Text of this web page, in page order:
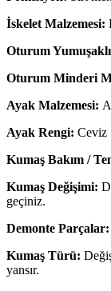
İskelet Malzemesi:
Oturum
Oturum Minderi
Ayak Malzemesi:
Ayak Rengi: Ceviz
Kumaş Bakım /
Kumaş Değişimi:
geçiniz.
Demonte Parçalar:
Kumaş Türü:
yansır.